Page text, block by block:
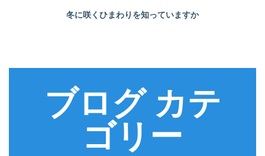
冬に咲くひまわりを知っていますか
ブログ カテ
ゴリー